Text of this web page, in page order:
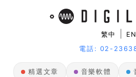
繁中
EN
電話: 02-
精選文章 音樂軟體